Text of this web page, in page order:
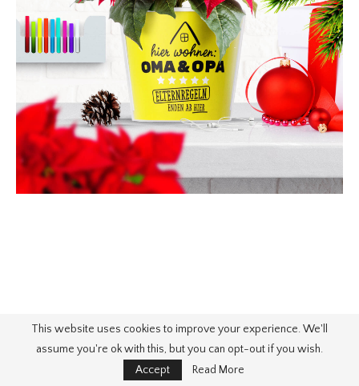
This website uses cookies to improve your experience. We'll
assume you're ok with this, but you can opt-out if you wish.
Accept
Read More